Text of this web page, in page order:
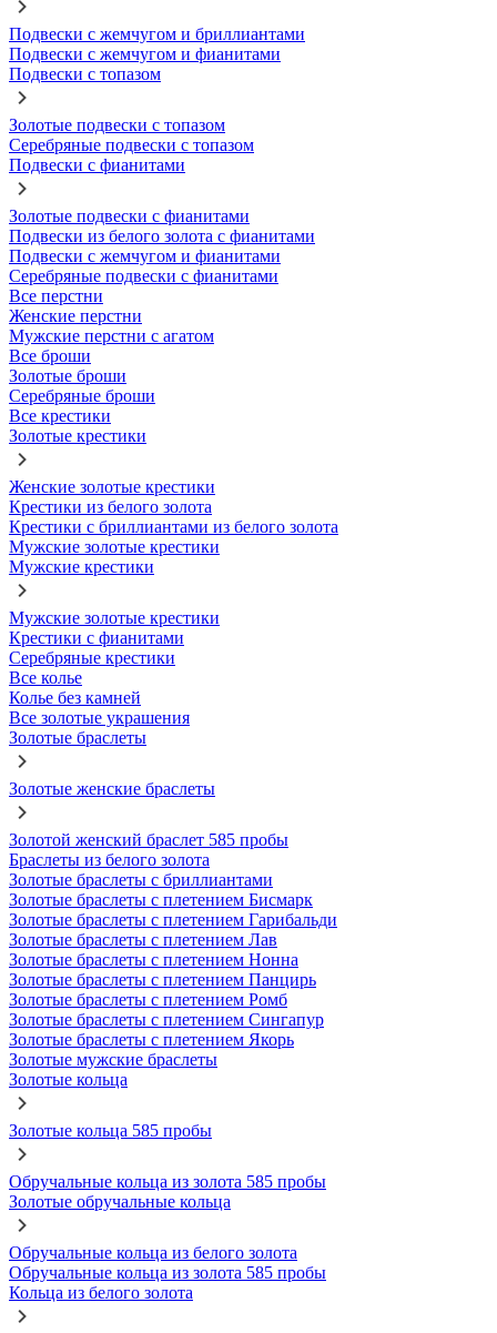
Подвески с жемчугом и бриллиантами
Подвески с жемчугом и фианитами
Подвески с топазом
Золотые подвески с топазом
Серебряные подвески с топазом
Подвески с фианитами
Золотые подвески с фианитами
Подвески из белого золота с фианитами
Подвески с жемчугом и фианитами
Серебряные подвески с фианитами
Все перстни
Женские перстни
Мужские перстни с агатом
Все броши
Золотые броши
Серебряные броши
Все крестики
Золотые крестики
Женские золотые крестики
Крестики из белого золота
Крестики с бриллиантами из белого золота
Мужские золотые крестики
Мужские крестики
Мужские золотые крестики
Крестики с фианитами
Серебряные крестики
Все колье
Колье без камней
Все золотые украшения
Золотые браслеты
Золотые женские браслеты
Золотой женский браслет 585 пробы
Браслеты из белого золота
Золотые браслеты с бриллиантами
Золотые браслеты с плетением Бисмарк
Золотые браслеты с плетением Гарибальди
Золотые браслеты с плетением Лав
Золотые браслеты с плетением Нонна
Золотые браслеты с плетением Панцирь
Золотые браслеты с плетением Ромб
Золотые браслеты с плетением Сингапур
Золотые браслеты с плетением Якорь
Золотые мужские браслеты
Золотые кольца
Золотые кольца 585 пробы
Обручальные кольца из золота 585 пробы
Золотые обручальные кольца
Обручальные кольца из белого золота
Обручальные кольца из золота 585 пробы
Кольца из белого золота